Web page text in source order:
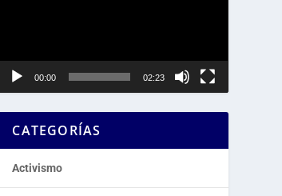
00:00 02:23
CATEGORÍAS
Activismo